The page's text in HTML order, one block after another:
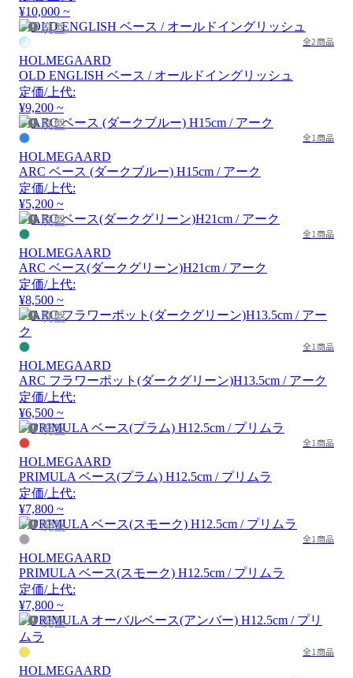
¥10,000 ~
廃盤
全2商品
HOLMEGAARD
OLD ENGLISH ベース / オールドイングリッシュ
定価/上代:
¥9,200 ~
廃盤
全1商品
HOLMEGAARD
ARC ベース (ダークブルー) H15cm / アーク
定価/上代:
¥5,200 ~
廃盤
全1商品
HOLMEGAARD
ARC ベース(ダークグリーン)H21cm / アーク
定価/上代:
¥8,500 ~
廃盤
全1商品
HOLMEGAARD
ARC フラワーポット(ダークグリーン)H13.5cm / アーク
定価/上代:
¥6,500 ~
廃盤
全1商品
HOLMEGAARD
PRIMULA ベース(プラム) H12.5cm / プリムラ
定価/上代:
¥7,800 ~
廃盤
全1商品
HOLMEGAARD
PRIMULA ベース(スモーク) H12.5cm / プリムラ
定価/上代:
¥7,800 ~
廃盤
全1商品
HOLMEGAARD